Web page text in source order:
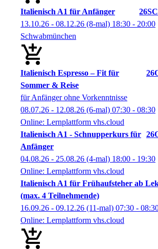
Italienisch Espresso – Fit für
Sommer & Reise
für Anfänger ohne Vorkenntnisse
08.07.26 - 12.08.26 (6-mal) 07:30 - 08:30
Online: Lernplattform vhs.cloud
Italienisch A1 - Schnupperkurs für
Anfänger
04.08.26 - 25.08.26 (4-mal) 18:00 - 19:30
Online: Lernplattform vhs.cloud
Italienisch A1 für Frühaufsteher ab
(max. 4 Teilnehmende)
16.09.26 - 09.12.26 (11-mal) 07:30 -
Online: Lernplattform vhs.cloud
Italienisch A1 für Anfänger
13.10.26 - 08.12.26 (8-mal) 18:30 - 20:00
Schwabmünchen